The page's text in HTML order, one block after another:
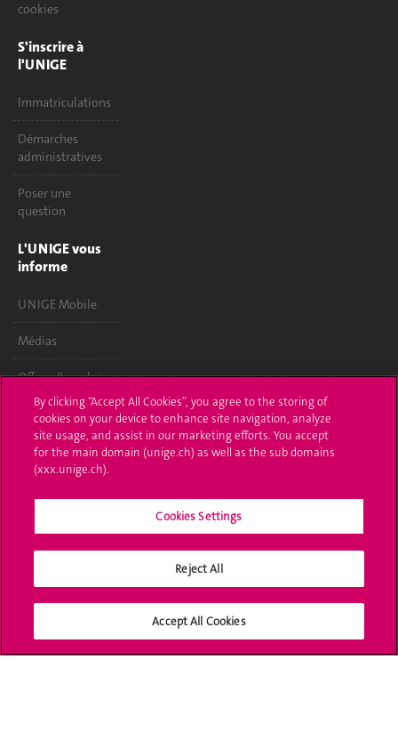
cookies
S'inscrire à
l'UNIGE
Immatriculations
Démarches
administratives
Poser une
question
L'UNIGE vous
informe
UNIGE Mobile
Médias
Offres d'emploi
Bibliothèque
Calendrier
académique
Médias sociaux
By clicking “Accept All Cookies”, you agree to the storing of
cookies on your device to enhance site navigation, analyze
site usage, and assist in our marketing efforts. You accept
for the main domain (unige.ch) as well as the sub domains
(xxx.unige.ch).
Cookies Settings
Reject All
Accept All Cookies